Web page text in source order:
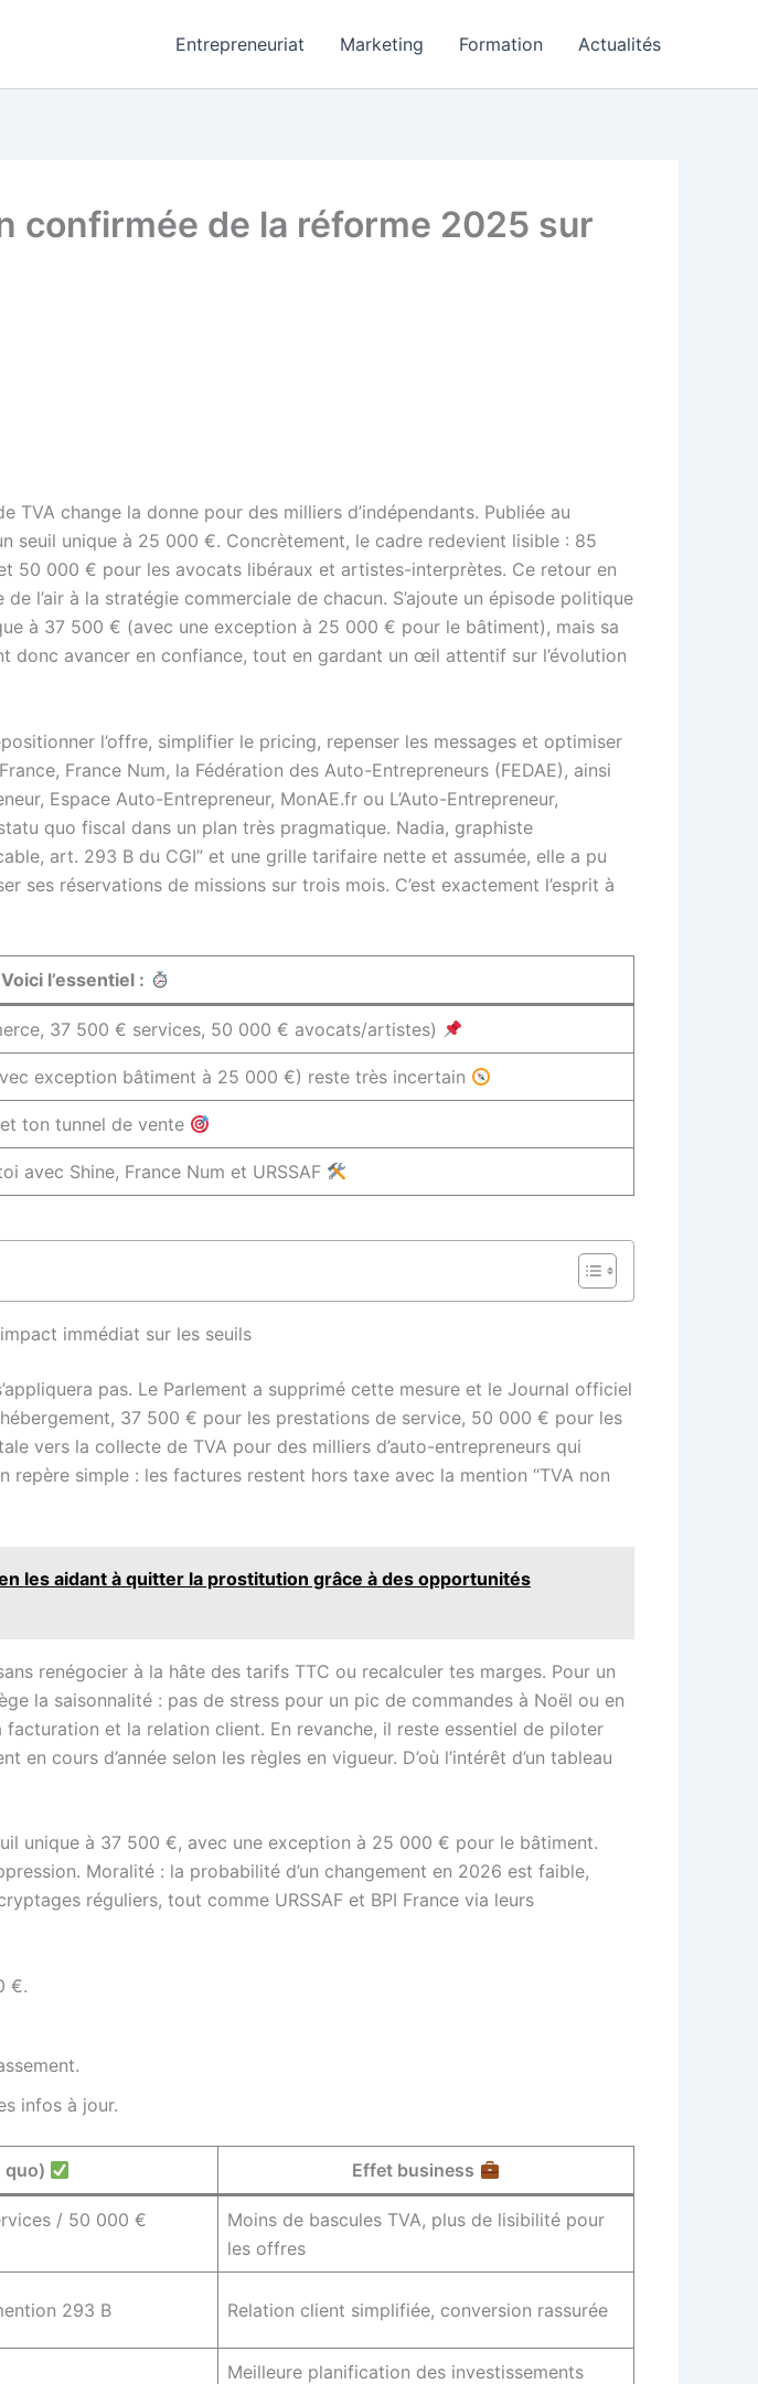
Entrepreneuriat Marketing Formation Actualités
confirmée de la réforme 2025 sur
change la donne pour des milliers d’indépendants. Publiée au
seuil unique à 25 000 €. Concrètement, le cadre redevient lisible : 85
50 000 € pour les avocats libéraux et artistes-interprètes. Ce retour en
l’air à la stratégie commerciale de chacun. S’ajoute un épisode politique
à 37 500 € (avec une exception à 25 000 € pour le bâtiment), mais sa
donc avancer en confiance, tout en gardant un œil attentif sur l’évolution
l’offre, simplifier le pricing, repenser les messages et optimiser
France Num, la Fédération des Auto-Entrepreneurs (FEDAE), ainsi
Espace Auto-Entrepreneur, MonAE.fr ou L’Auto-Entrepreneur,
quo fiscal dans un plan très pragmatique. Nadia, graphiste
art. 293 B du CGI” et une grille tarifaire nette et assumée, elle a pu
ses réservations de missions sur trois mois. C’est exactement l’esprit à
l’essentiel :
37 500 € services, 50 000 € avocats/artistes)
exception bâtiment à 25 000 €) reste très incertain
ton tunnel de vente
avec Shine, France Num et URSSAF
immédiat sur les seuils
pas. Le Parlement a supprimé cette mesure et le Journal officiel
37 500 € pour les prestations de service, 50 000 € pour les
vers la collecte de TVA pour des milliers d’auto-entrepreneurs qui
repère simple : les factures restent hors taxe avec la mention “TVA non
les aidant à quitter la prostitution grâce à des opportunités
renégocier à la hâte des tarifs TTC ou recalculer tes marges. Pour un
la saisonnalité : pas de stress pour un pic de commandes à Noël ou en
et la relation client. En revanche, il reste essentiel de piloter
cours d’année selon les règles en vigueur. D’où l’intérêt d’un tableau
unique à 37 500 €, avec une exception à 25 000 € pour le bâtiment.
Moralité : la probabilité d’un changement en 2026 est faible,
réguliers, tout comme URSSAF et BPI France via leurs
€.
infos à jour.
quo) Effet business
/ 50 000 €
Moins de bascules TVA, plus de lisibilité pour
les offres
293 B Relation client simplifiée, conversion rassurée
Meilleure planification des investissements